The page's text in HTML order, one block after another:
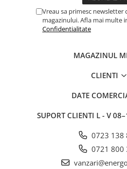
Vreau sa primesc newsletter
magazinului. Afla mai multe
Confidentialitate
MAGAZINUL
CLIENTI
DATE
SUPORT CLIENTI L - V
0723 138
0721 800